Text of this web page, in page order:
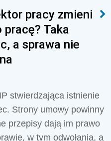
pracy zmieni
Taka
a sprawa nie
stwierdzająca istnienie
Strony umowy powinny
przepisy dają im prawo
w tym odwołania, a